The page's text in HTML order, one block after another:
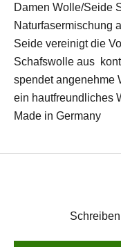
Damen Wolle/Seide
Naturfasermischung
Seide vereinigt die
Schafswolle aus
spendet angenehme
ein hautfreundliches
Made in Germany